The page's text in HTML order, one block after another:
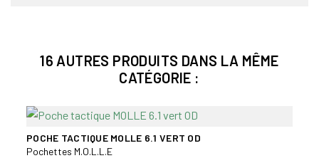
16 AUTRES PRODUITS DANS LA MÊME
CATÉGORIE :
POCHE TACTIQUE MOLLE 6.1 VERT OD
Pochettes M.O.L.L.E